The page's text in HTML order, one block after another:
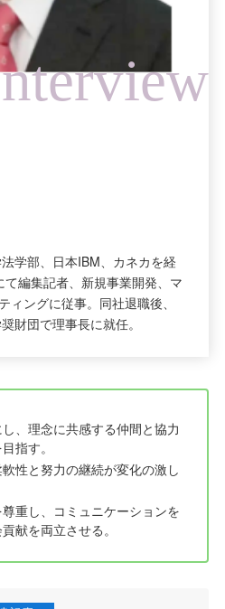
学部、日本IBM、カネカを経
編集記者、新規事業開発、マ
ィングに従事。同社退職後、
財団で理事長に就任。
、理念に共感する仲間と協力
指す。
性と努力の継続が変化の激し
重し、コミュニケーションを
献を両立させる。